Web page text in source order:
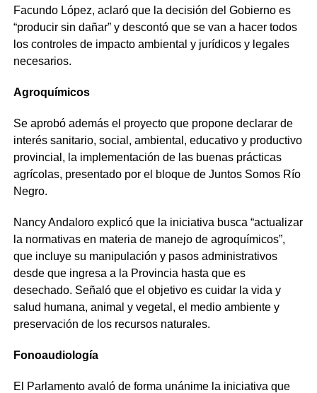
Facundo López, aclaró que la decisión del Gobierno es
“producir sin dañar” y descontó que se van a hacer todos
los controles de impacto ambiental y jurídicos y legales
necesarios.
Agroquímicos
Se aprobó además el proyecto que propone declarar de
interés sanitario, social, ambiental, educativo y productivo
provincial, la implementación de las buenas prácticas
agrícolas, presentado por el bloque de Juntos Somos Río
Negro.
Nancy Andaloro explicó que la iniciativa busca “actualizar
la normativas en materia de manejo de agroquímicos”,
que incluye su manipulación y pasos administrativos
desde que ingresa a la Provincia hasta que es
desechado. Señaló que el objetivo es cuidar la vida y
salud humana, animal y vegetal, el medio ambiente y
preservación de los recursos naturales.
Fonoaudiología
El Parlamento avaló de forma unánime la iniciativa que